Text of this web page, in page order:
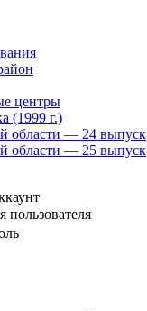
центры
(1999 г.)
области — 24 выпуск
области — 25 выпуск
пользователя